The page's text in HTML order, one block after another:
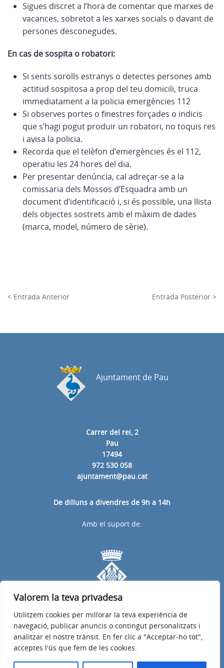
Valorem la teva privadesa
Utilitzem cookies per millorar la teva experiència de
navegació, publicar anuncis o contingut personalitzats i
analitzar el nostre trànsit. En fer clic a "Acceptar-ho tot",
acceptes l'ús que fem de les cookies.
Sigues discret a l’hora de comentar que marxes de
vacances, sobretot a les xarxes socials o davant de
persones desconegudes.
En cas de sospita o robatori:
Si sents sorolls estranys o detectes persones amb
actitud sospitosa a prop del teu domicili, truca
immediatament a la policia emergències 112
Si observes portes o finestres forçades o indicis
que s’hagi pogut produir un robatori, no toquis res
i avisa la policia.
Recorda que el telèfon d’emergències és el 112,
operatiu les 24 hores del dia.
Per presentar denúncia, cal adreçar-se a la
comissaria dels Mossos d’Esquadra amb un
document d’identificació i, si és possible, una llista
dels objectes sostrets amb el màxim de dades
(marca, model, número de sèrie).
< Entrada Anterior Entrada Posterior >
Carrer del rei, 2
Pau
17494
972 530 058
ajuntament@pau.cat
De dilluns a divendres de 9h a 14h
Ajuntament de Pau
Avís legal Política de privacitat
© 2026
Amb el suport de: